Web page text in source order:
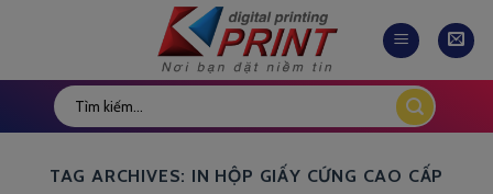
TAG ARCHIVES: IN HỘP GIẤY CỨNG CAO CẤP